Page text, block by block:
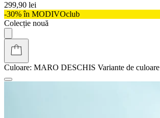
299,90 lei
-30% în MODIVOclub
Colecție nouă
Culoare: MARO DESCHIS Variante de culoare